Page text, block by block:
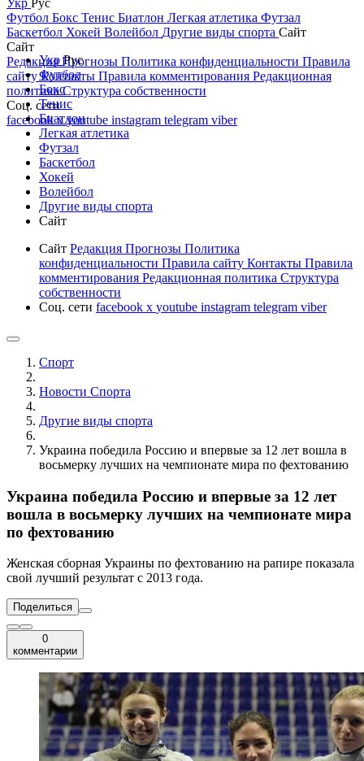
Укр Рус
Футбол Бокс Тенис Биатлон Легкая атлетика Футзал
Баскетбол Хокей Волейбол Другие виды спорта Сайт
Сайт
РедакцияПрогнозы Политика конфиденциальности Правила
сайтуКонтакты Правила комментирования Редакционная
политикаСтруктура собственности
Соц. сети
facebookxyoutube instagram telegram viber
УкрРус
Футбол
Бокс
Тенис
Биатлон
Легкая атлетика
Футзал
Баскетбол
Хокей
Волейбол
Другие виды спорта
Сайт
Сайт Редакция Прогнозы Политика
конфиденциальности Правила сайту Контакты Правила
комментирования Редакционная политика Структура
собственности
Соц. сети facebook x youtube instagram telegram viber
Спорт
Новости Cпорта
Другие виды спорта
Украина победила Россию и впервые за 12 лет вошла в
восьмерку лучших на чемпионате мира по фехтованию
Украина победила Россию и впервые за 12 лет
вошла в восьмерку лучших на чемпионате мира
по фехтованию
Женская сборная Украины по фехтованию на рапире показала
свой лучший результат с 2013 года.
Поделиться
0
комментарии